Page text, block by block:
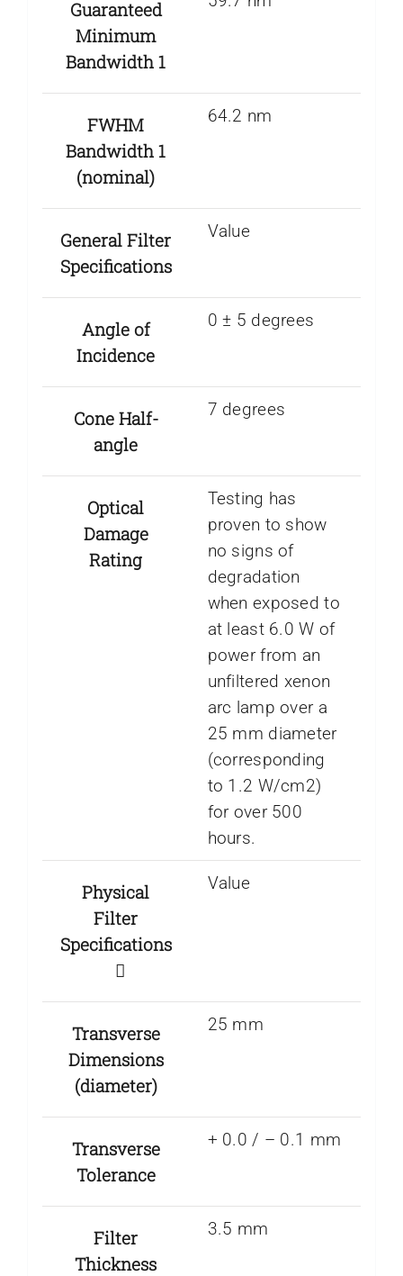
Guaranteed
Minimum
Bandwidth 1
FWHM
Bandwidth 1
(nominal)
64.2 nm
General Filter
Specifications
Value
Angle of
Incidence
0 ± 5 degrees
Cone Half-
angle
7 degrees
Optical
Damage
Rating
Testing has
proven to show
no signs of
degradation
when exposed to
at least 6.0 W of
power from an
unfiltered xenon
arc lamp over a
25 mm diameter
(corresponding
to 1.2 W/cm2)
for over 500
hours.
Physical
Filter
Specifications
Value
Transverse
Dimensions
(diameter)
25 mm
Transverse
Tolerance
+ 0.0 / – 0.1 mm
Filter
Thickness
3.5 mm